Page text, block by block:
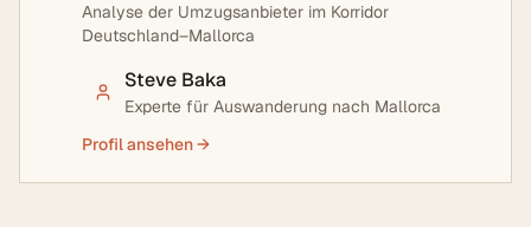
Analyse der Umzugsanbieter im Korridor
Deutschland–Mallorca
Steve Baka
Experte für Auswanderung nach Mallorca
Profil ansehen →